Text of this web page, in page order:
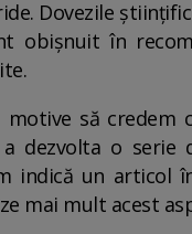
Dovezile
obișnuit în
motive să
a dezvolta o
indică un articol
mai mult acest